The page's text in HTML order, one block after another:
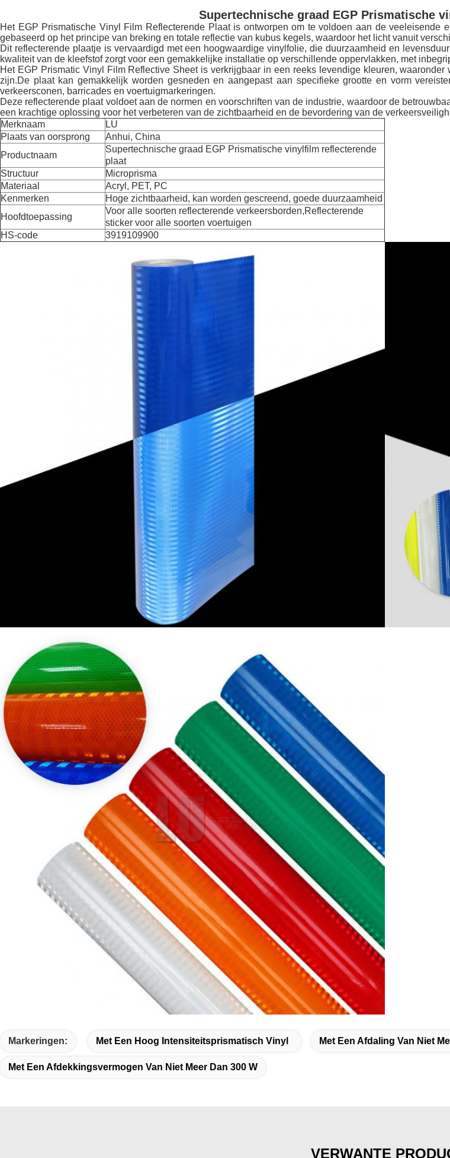
Supertechnische graad EGP Prismatische
Het EGP Prismatische Vinyl Film Reflecterende Plaat is ontworpen om te voldoen aan de
gebaseerd op het principe van breking en totale reflectie van kubus kegels, waardoor het licht vanuit
Dit reflecterende plaatje is vervaardigd met een hoogwaardige vinylfolie, die duurzaamheid en
kwaliteit van de kleefstof zorgt voor een gemakkelijke installatie op verschillende oppervlakken, met
Het EGP Prismatic Vinyl Film Reflective Sheet is verkrijgbaar in een reeks levendige kleuren,
zijn.De plaat kan gemakkelijk worden gesneden en aangepast aan specifieke grootte en vorm
verkeersconen, barricades en voertuigmarkeringen.
Deze reflecterende plaat voldoet aan de normen en voorschriften van de industrie, waardoor de
een krachtige oplossing voor het verbeteren van de zichtbaarheid en de bevordering van de
Merknaam
LU
Plaats van oorsprong
Anhui, China
Productnaam
Supertechnische graad EGP Prismatische vinylfilm reflecterende
plaat
Structuur
Microprisma
Materiaal
Acryl, PET, PC
Kenmerken
Hoge zichtbaarheid, kan worden gescreend, goede duurzaamheid
Hoofdtoepassing
Voor alle soorten reflecterende verkeersborden,Reflecterende
sticker voor alle soorten voertuigen
HS-code
3919109900
Markeringen: Met Een Hoog Intensiteitsprismatisch Vinyl Met Een Afdaling Van Niet
Met Een Afdekkingsvermogen Van Niet Meer Dan 300 W
VERWANTE